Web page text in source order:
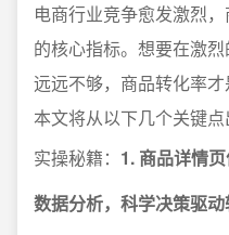
电商行业竞争愈发激烈
的核心指标。想要在激
远远不够，商品转化率才
本文将从以下几个关键
实操秘籍： 1. 商品详情
数据分析，科学决策驱